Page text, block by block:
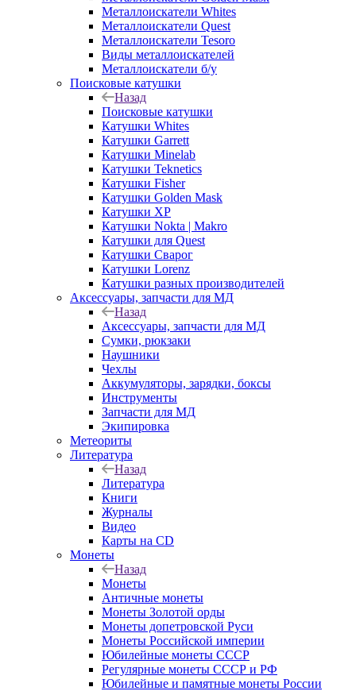
Металлоискатели Whites
Металлоискатели Quest
Металлоискатели Tesoro
Виды металлоискателей
Металлоискатели б/у
Поисковые катушки
Назад
Поисковые катушки
Катушки Whites
Катушки Garrett
Катушки Minelab
Катушки Teknetics
Катушки Fisher
Катушки Golden Mask
Катушки XP
Катушки Nokta | Makro
Катушки для Quest
Катушки Сварог
Катушки Lorenz
Катушки разных производителей
Аксессуары, запчасти для МД
Назад
Аксессуары, запчасти для МД
Сумки, рюкзаки
Наушники
Чехлы
Аккумуляторы, зарядки, боксы
Инструменты
Запчасти для МД
Экипировка
Метеориты
Литература
Назад
Литература
Книги
Журналы
Видео
Карты на CD
Монеты
Назад
Монеты
Античные монеты
Монеты Золотой орды
Монеты допетровской Руси
Монеты Российской империи
Юбилейные монеты СССР
Регулярные монеты СССР и РФ
Юбилейные и памятные монеты России